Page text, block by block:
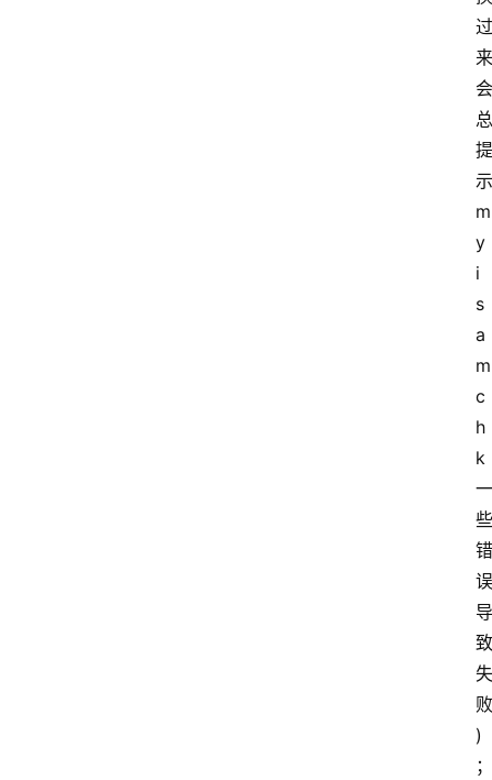
过
来
会
总
提
示
m
y
i
s
a
m
c
h
k
一
些
错
误
导
致
失
败
)
；